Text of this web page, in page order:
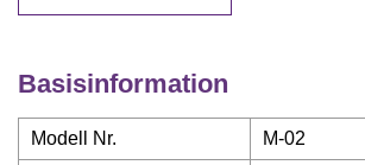
Basisinformation
Modell Nr. M-02